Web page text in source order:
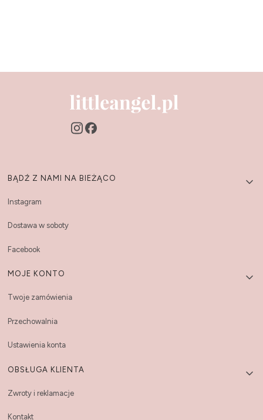
Linki w stopce
BĄDŹ Z NAMI NA BIEŻĄCO
Instagram
Dostawa w soboty
Facebook
MOJE KONTO
Twoje zamówienia
Przechowalnia
Ustawienia konta
OBSŁUGA KLIENTA
Zwroty i reklamacje
Kontakt